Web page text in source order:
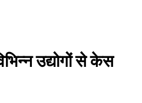
उद्योगों से केस